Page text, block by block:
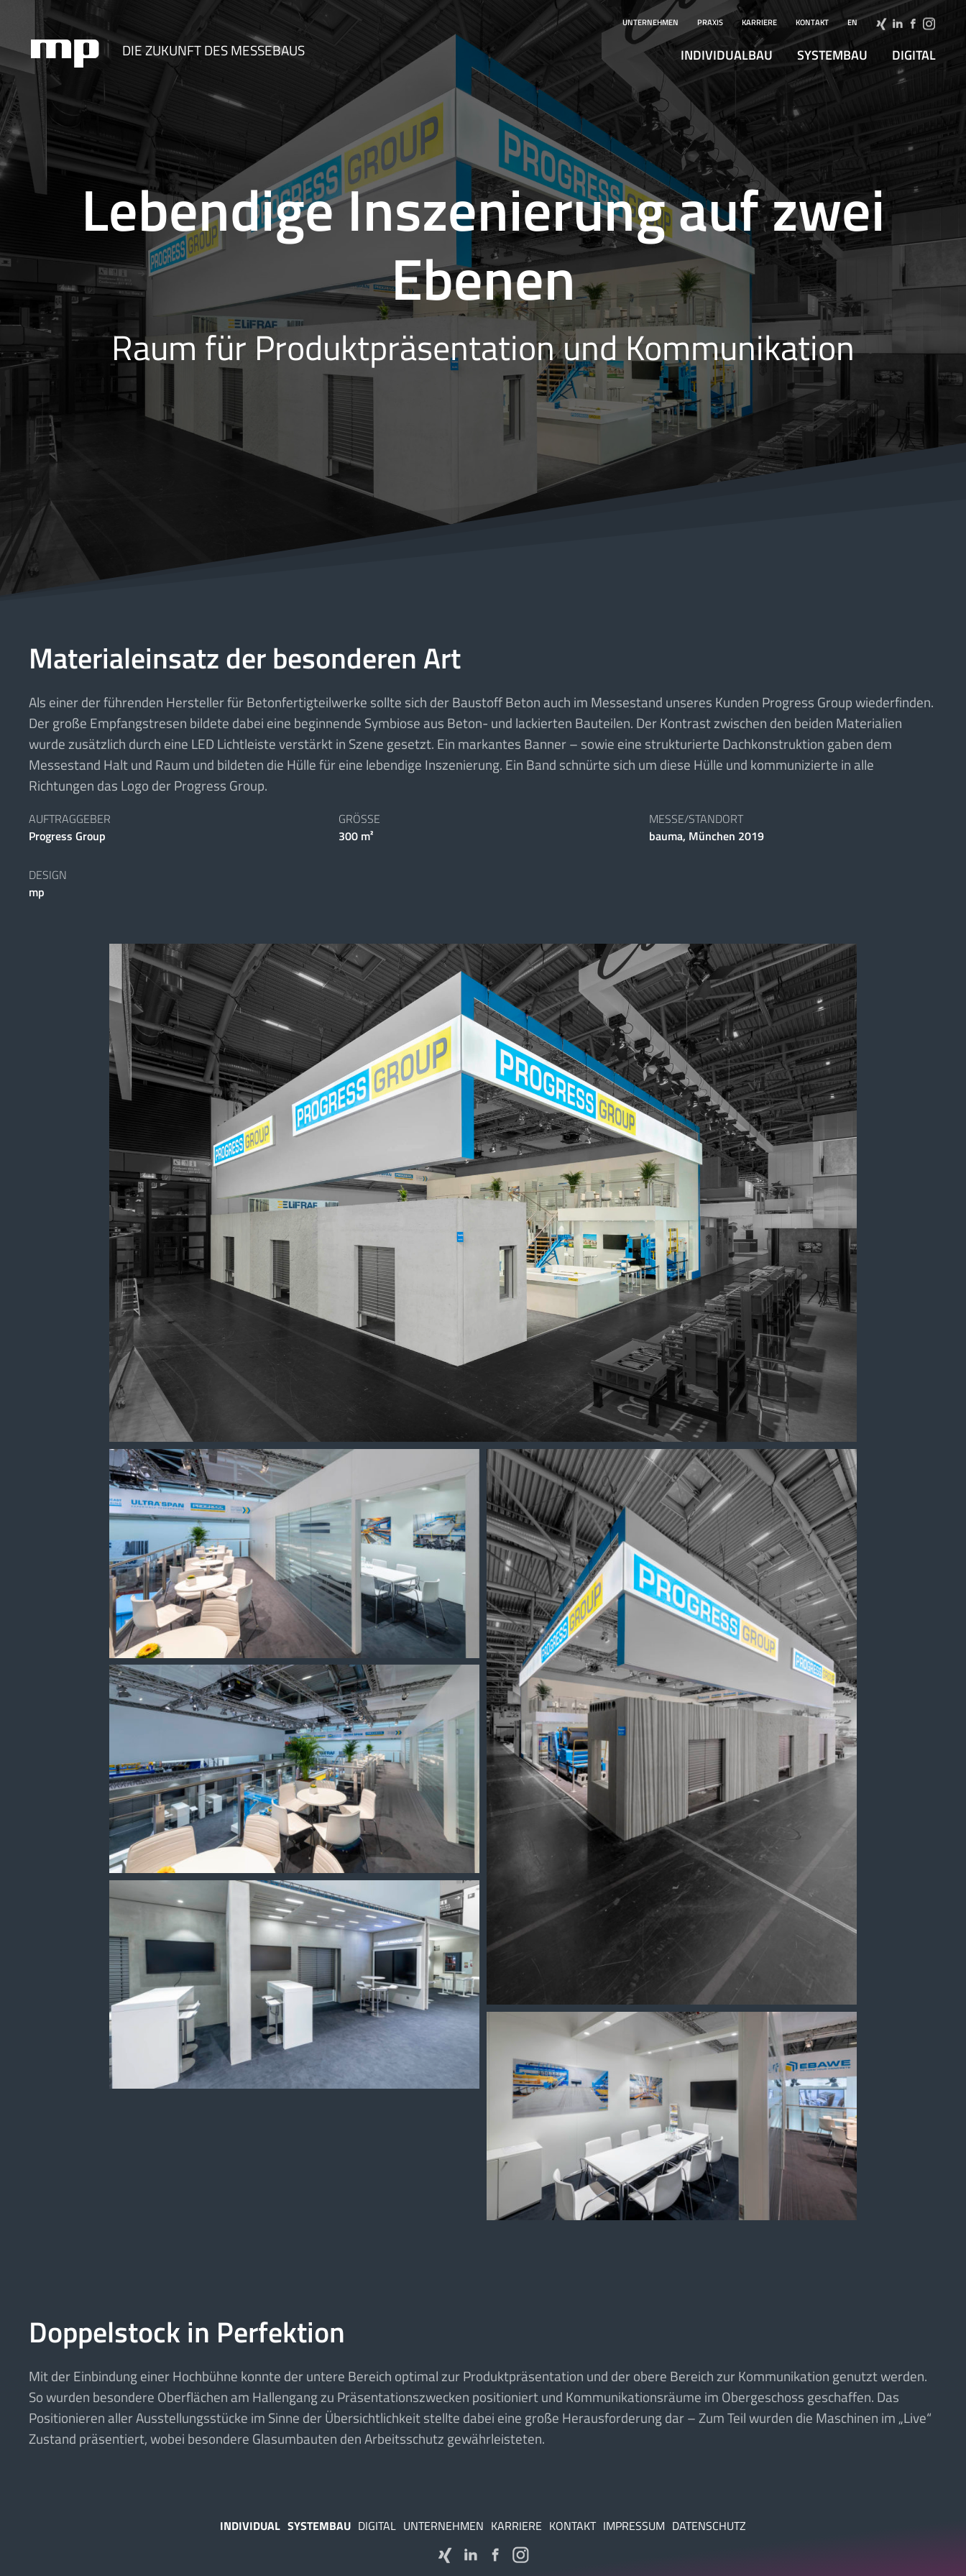
DIE ZUKUNFT DES MESSEBAUS
UNTERNEHMEN PRAXIS KARRIERE KONTAKT EN
INDIVIDUALBAU SYSTEMBAU DIGITAL
Lebendige Inszenierung auf zwei
Ebenen
Raum für Produktpräsentation und Kommunikation
Materialeinsatz der besonderen Art
Als einer der führenden Hersteller für Betonfertigteilwerke sollte sich der Baustoff Beton auch im Messestand unseres Kunden Progress Group wiederfinden.
Der große Empfangstresen bildete dabei eine beginnende Symbiose aus Beton- und lackierten Bauteilen. Der Kontrast zwischen den beiden Materialien
wurde zusätzlich durch eine LED Lichtleiste verstärkt in Szene gesetzt. Ein markantes Banner – sowie eine strukturierte Dachkonstruktion gaben dem
Messestand Halt und Raum und bildeten die Hülle für eine lebendige Inszenierung. Ein Band schnürte sich um diese Hülle und kommunizierte in alle
Richtungen das Logo der Progress Group.
AUFTRAGGEBER
Progress Group
GRÖSSE
300 m²
MESSE/STANDORT
bauma, München 2019
DESIGN
mp
Doppelstock in Perfektion
Mit der Einbindung einer Hochbühne konnte der untere Bereich optimal zur Produktpräsentation und der obere Bereich zur Kommunikation genutzt werden.
So wurden besondere Oberflächen am Hallengang zu Präsentationszwecken positioniert und Kommunikationsräume im Obergeschoss geschaffen. Das
Positionieren aller Ausstellungsstücke im Sinne der Übersichtlichkeit stellte dabei eine große Herausforderung dar – Zum Teil wurden die Maschinen im „Live“
Zustand präsentiert, wobei besondere Glasumbauten den Arbeitsschutz gewährleisteten.
INDIVIDUAL SYSTEMBAU DIGITAL UNTERNEHMEN KARRIERE KONTAKT IMPRESSUM DATENSCHUTZ